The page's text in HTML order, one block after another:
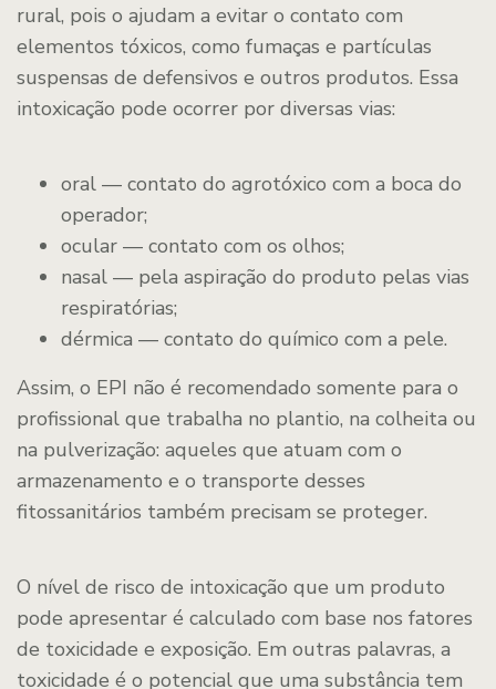
rural, pois o ajudam a evitar o contato com
elementos tóxicos, como fumaças e partículas
suspensas de defensivos e outros produtos. Essa
intoxicação pode ocorrer por diversas vias:
oral — contato do agrotóxico com a boca do
operador;
ocular — contato com os olhos;
nasal — pela aspiração do produto pelas vias
respiratórias;
dérmica — contato do químico com a pele.
Assim, o EPI não é recomendado somente para o
profissional que trabalha no plantio, na colheita ou
na pulverização: aqueles que atuam com o
armazenamento e o transporte desses
fitossanitários também precisam se proteger.
O nível de risco de intoxicação que um produto
pode apresentar é calculado com base nos fatores
de toxicidade e exposição. Em outras palavras, a
toxicidade é o potencial que uma substância tem